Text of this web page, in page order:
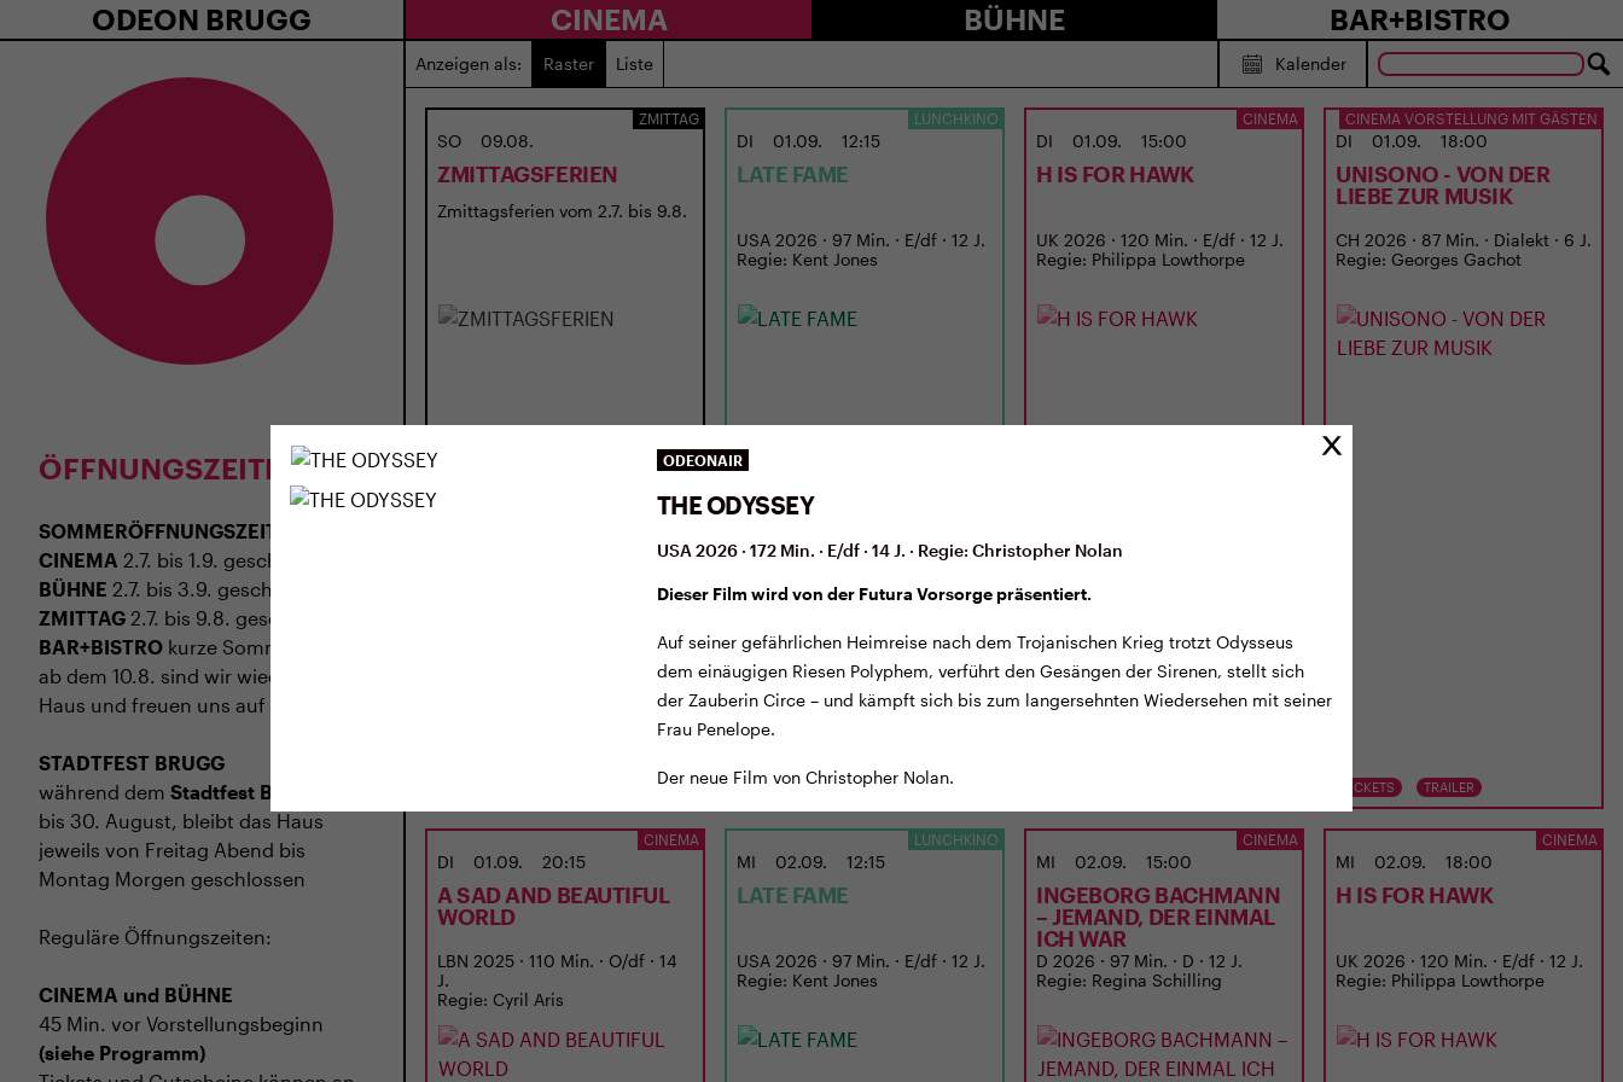
ODEON BRUGG CINEMA BÜHNE BAR+BISTRO
ÖFFNUNGSZEITEN
SOMMERÖFFNUNGSZEITEN
CINEMA 2.7. bis 1.9. geschlossen
BÜHNE 2.7. bis 3.9. geschlossen
ZMITTAG 2.7. bis 9.8. geschlossen
BAR+BISTRO kurze Sommerpause,
ab dem 10.8. sind wir wieder im
Haus und freuen uns auf euch <3
STADTFEST BRUGG
während dem Stadtfest Brugg
bis 30. August, bleibt das Haus
jeweils von Freitag Abend bis
Montag Morgen geschlossen
Reguläre Öffnungszeiten:
CINEMA und BÜHNE
45 Min. vor Vorstellungsbeginn
(siehe Programm)
Anzeigen als: Raster Liste Kalender
ZMITTAG
SO 09.08.
ZMITTAGSFERIEN
Zmittagsferien vom 2.7. bis 9.8.
LUNCHKINO
DI 01.09. 12:15
LATE FAME
USA 2026 · 97 Min. · E/df · 12 J.
Regie: Kent Jones
TICKETS TRAILER
CINEMA
DI 01.09. 15:00
H IS FOR HAWK
UK 2026 · 120 Min. · E/df · 12 J.
Regie: Philippa Lowthorpe
CINEMA VORSTELLUNG MIT GÄSTEN
DI 01.09. 18:00
UNISONO - VON DER
LIEBE ZUR MUSIK
CH 2026 · 87 Min. · Dialekt · 6 J.
Regie: Georges Gachot
TICKETS TRAILER
CINEMA
DI 01.09. 20:15
A SAD AND BEAUTIFUL
WORLD
LBN 2025 · 110 Min. · O/df · 14
J.
Regie: Cyril Aris
LUNCHKINO
MI 02.09. 12:15
LATE FAME
USA 2026 · 97 Min. · E/df · 12 J.
Regie: Kent Jones
CINEMA
MI 02.09. 15:00
INGEBORG BACHMANN
– JEMAND, DER EINMAL
ICH WAR
D 2026 · 97 Min. · D · 12 J.
Regie: Regina Schilling
CINEMA
MI 02.09. 18:00
H IS FOR HAWK
UK 2026 · 120 Min. · E/df · 12 J.
Regie: Philippa Lowthorpe
ODEONAIR
THE ODYSSEY
USA 2026 · 172 Min. · E/df · 14 J. · Regie: Christopher Nolan
Dieser Film wird von der Futura Vorsorge präsentiert.
Auf seiner gefährlichen Heimreise nach dem Trojanischen Krieg trotzt Odysseus
dem einäugigen Riesen Polyphem, verführt den Gesängen der Sirenen, stellt sich
der Zauberin Circe – und kämpft sich bis zum langersehnten Wiedersehen mit seiner
Frau Penelope.
Der neue Film von Christopher Nolan.